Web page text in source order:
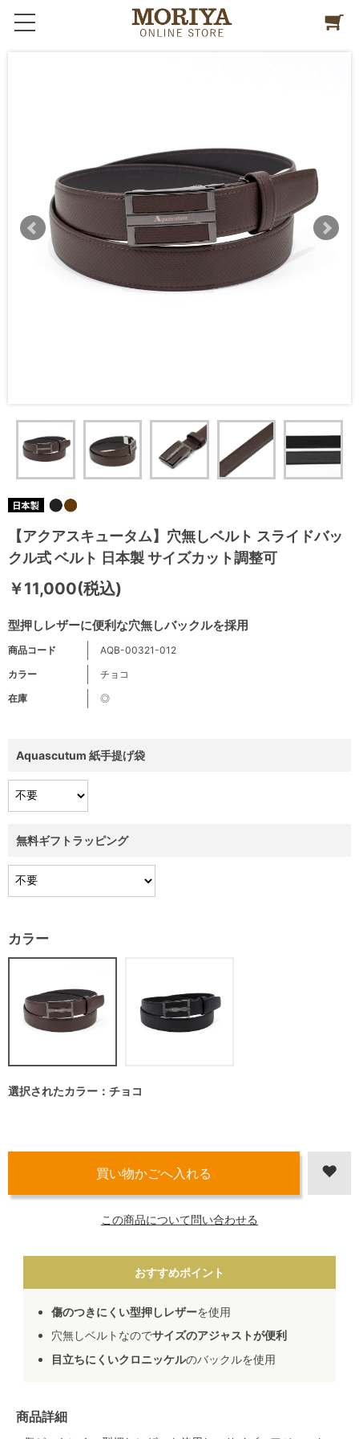
【アクアスキュータム】穴無しベルト スライドバッ
クル式 ベルト 日本製 サイズカット調整可
型押しレザーに便利な穴無しバックルを採用
￥11,000(税込)
商品コード
AQB-00321-012
カラー
チョコ
在庫
◎
Aquascutum 紙手提げ袋
無料ギフトラッピング
カラー
選択されたカラー：チョコ
この商品について問い合わせる
おすすめポイント
傷のつきにくい型押しレザーを使用
穴無しベルトなのでサイズのアジャストが便利
目立ちにくいクロニッケルのバックルを使用
商品詳細